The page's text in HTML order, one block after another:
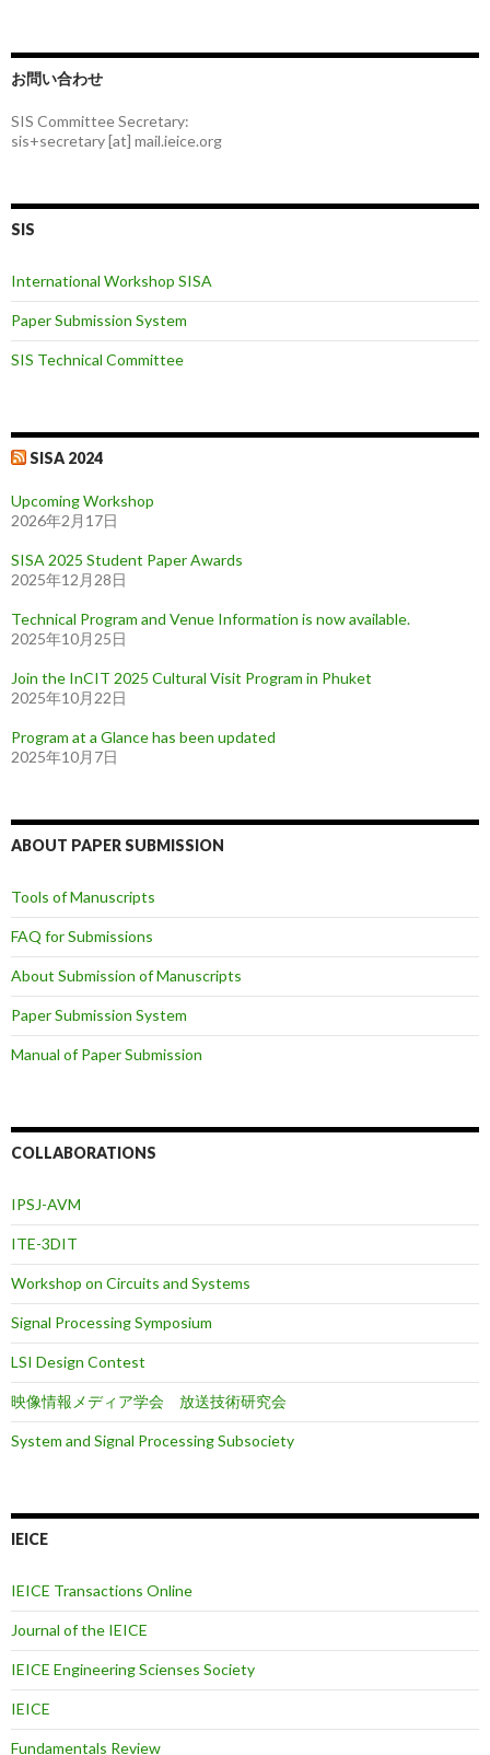
お問い合わせ
SIS Committee Secretary:
sis+secretary [at] mail.ieice.org
SIS
International Workshop SISA
Paper Submission System
SIS Technical Committee
SISA 2024
Upcoming Workshop
2026年2月17日
SISA 2025 Student Paper Awards
2025年12月28日
Technical Program and Venue Information is now available.
2025年10月25日
Join the InCIT 2025 Cultural Visit Program in Phuket
2025年10月22日
Program at a Glance has been updated
2025年10月7日
ABOUT PAPER SUBMISSION
Tools of Manuscripts
FAQ for Submissions
About Submission of Manuscripts
Paper Submission System
Manual of Paper Submission
COLLABORATIONS
IPSJ-AVM
ITE-3DIT
Workshop on Circuits and Systems
Signal Processing Symposium
LSI Design Contest
映像情報メディア学会 放送技術研究会
System and Signal Processing Subsociety
IEICE
IEICE Transactions Online
Journal of the IEICE
IEICE Engineering Scienses Society
IEICE
Fundamentals Review